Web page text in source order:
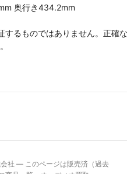
奥行き434.2mm
するものではありません。正確
社 — このページは販売済（過去